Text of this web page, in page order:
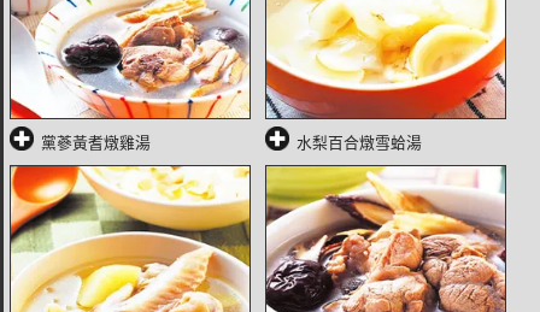
黨蔘黃耆燉雞湯 水梨百合燉雪蛤湯